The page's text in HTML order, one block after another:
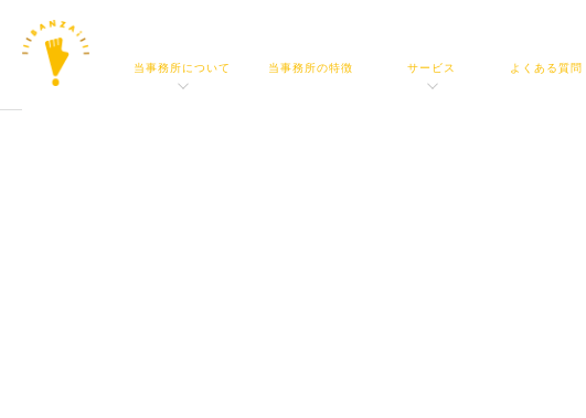
当事務所について 当事務所の特徴 サービス よくある質問